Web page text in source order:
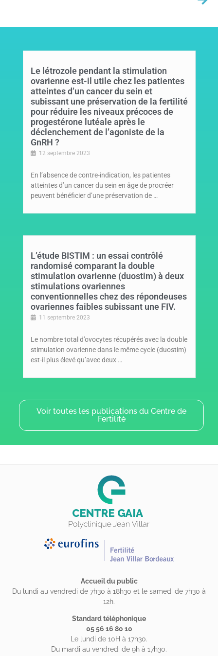
Le létrozole pendant la stimulation
ovarienne est-il utile chez les patientes
atteintes d’un cancer du sein et
subissant une préservation de la fertilité
pour réduire les niveaux précoces de
progestérone lutéale après le
déclenchement de l’agoniste de la
GnRH ?
12 septembre 2023
En l’absence de contre-indication, les patientes
atteintes d’un cancer du sein en âge de procréer
peuvent bénéficier d’une préservation de …
L’étude BISTIM : un essai contrôlé
randomisé comparant la double
stimulation ovarienne (duostim) à deux
stimulations ovariennes
conventionnelles chez des répondeuses
ovariennes faibles subissant une FIV.
11 septembre 2023
Le nombre total d’ovocytes récupérés avec la double
stimulation ovarienne dans le même cycle (duostim)
est-il plus élevé qu’avec deux …
Voir toutes les publications du Centre de
Fertilité
Accueil du public
Du lundi au vendredi de 7h30 à 18h30 et le samedi de 7h30 à
12h.
Standard téléphonique
05 56 16 80 10
Le lundi de 10H à 17h30.
Du mardi au vendredi de 9h à 17h30.